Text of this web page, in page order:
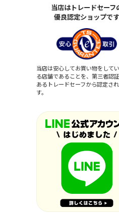
当店はトレードセーフ
優良認定ショップです
当店は安心してお買い物をして
る店舗であることを、第三者認
あるトレードセーフから認定さ
す。